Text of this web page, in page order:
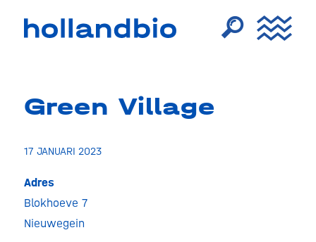
Green Village
17 JANUARI 2023
Adres
Blokhoeve 7
Nieuwegein